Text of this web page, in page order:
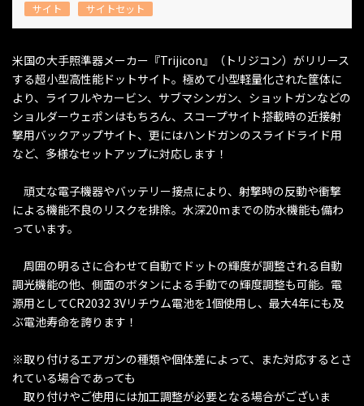
サイト
サイトセット
米国の大手照準器メーカー『Trijicon』（トリジコン）がリリース
する超小型高性能ドットサイト。極めて小型軽量化された筐体に
より、ライフルやカービン、サブマシンガン、ショットガンなどの
ショルダーウェポンはもちろん、スコープサイト搭載時の近接射
撃用バックアップサイト、更にはハンドガンのスライドライド用
など、多様なセットアップに対応します！
頑丈な電子機器やバッテリー接点により、射撃時の反動や衝撃
による機能不良のリスクを排除。水深20mまでの防水機能も備わ
っています。
周囲の明るさに合わせて自動でドットの輝度が調整される自動
調光機能の他、側面のボタンによる手動での輝度調整も可能。電
源用としてCR2032 3Vリチウム電池を1個使用し、最大4年にも及
ぶ電池寿命を誇ります！
※取り付けるエアガンの種類や個体差によって、また対応するとさ
れている場合であっても
取り付けやご使用には加工調整が必要となる場合がございま